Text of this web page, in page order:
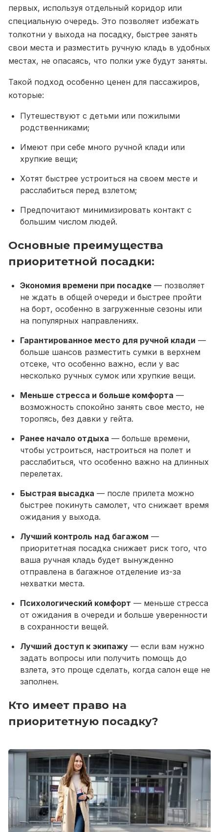
первых, используя отдельный коридор или
специальную очередь. Это позволяет избежать
толкотни у выхода на посадку, быстрее занять
свои места и разместить ручную кладь в удобных
местах, не опасаясь, что полки уже будут заняты.
Такой подход особенно ценен для пассажиров,
которые:
Путешествуют с детьми или пожилыми
родственниками;
Имеют при себе много ручной клади или
хрупкие вещи;
Хотят быстрее устроиться на своем месте и
расслабиться перед взлетом;
Предпочитают минимизировать контакт с
большим числом людей.
Основные преимущества
приоритетной посадки:
Экономия времени при посадке — позволяет
не ждать в общей очереди и быстрее пройти
на борт, особенно в загруженные сезоны или
на популярных направлениях.
Гарантированное место для ручной клади —
больше шансов разместить сумки в верхнем
отсеке, что особенно важно, если у вас
несколько ручных сумок или хрупкие вещи.
Меньше стресса и больше комфорта —
возможность спокойно занять свое место, не
торопясь, без давки у гейта.
Ранее начало отдыха — больше времени,
чтобы устроиться, настроиться на полет и
расслабиться, что особенно важно на длинных
перелетах.
Быстрая высадка — после прилета можно
быстрее покинуть самолет, что снижает время
ожидания у выхода.
Лучший контроль над багажом —
приоритетная посадка снижает риск того, что
ваша ручная кладь будет вынужденно
отправлена в багажное отделение из-за
нехватки места.
Психологический комфорт — меньше стресса
от ожидания в очереди и больше уверенности
в сохранности вещей.
Лучший доступ к экипажу — если вам нужно
задать вопросы или получить помощь до
взлета, это проще сделать, когда салон еще не
заполнен.
Кто имеет право на
приоритетную посадку?